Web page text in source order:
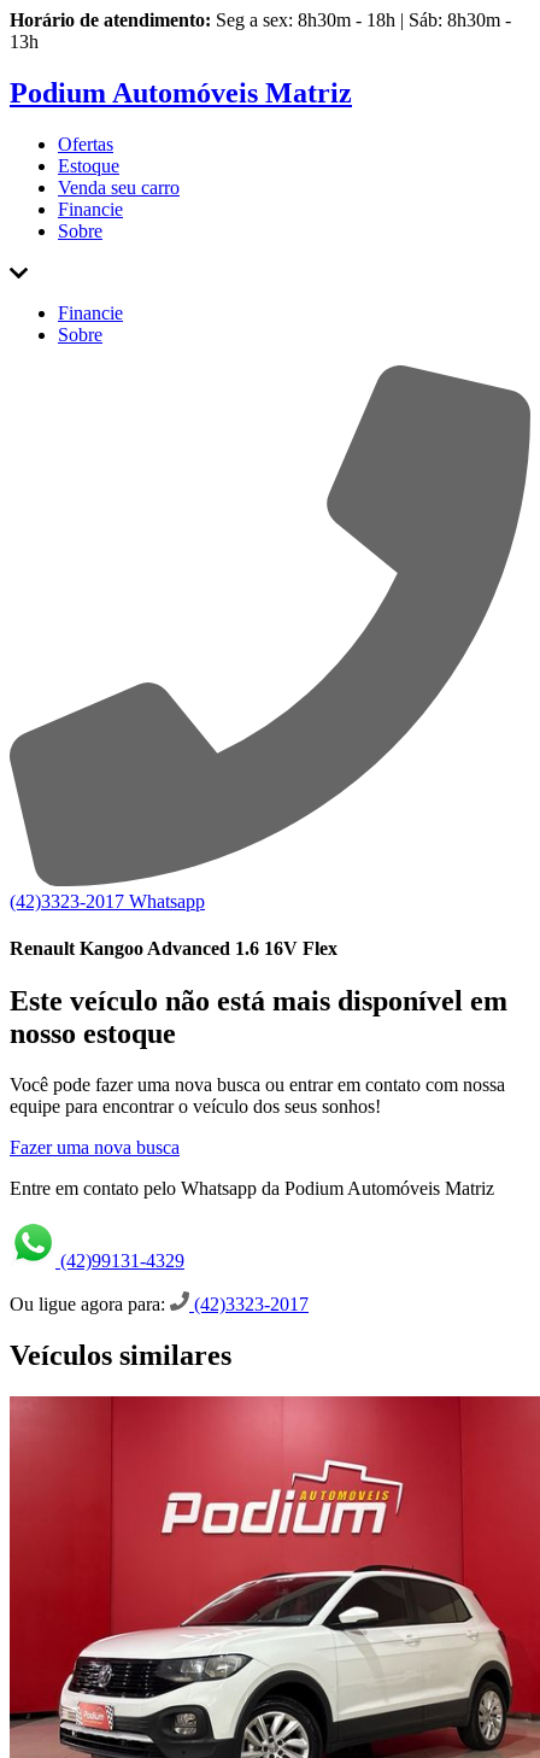
Horário de atendimento: Seg a sex: 8h30m - 18h | Sáb: 8h30m -
13h
Podium Automóveis Matriz
Ofertas
Estoque
Venda seu carro
Financie
Sobre
Financie
Sobre
(42)3323-2017 Whatsapp
Renault Kangoo Advanced 1.6 16V Flex
Este veículo não está mais disponível em
nosso estoque
Você pode fazer uma nova busca ou entrar em contato com nossa
equipe para encontrar o veículo dos seus sonhos!
Fazer uma nova busca
Entre em contato pelo Whatsapp da Podium Automóveis Matriz
(42)99131-4329
Ou ligue agora para: (42)3323-2017
Veículos similares